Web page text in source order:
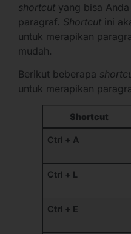
shortcut yang bisa
paragraf. Shortcut ini
untuk merapikan
mudah.
Berikut beberapa
untuk merapikan
Shortcut
Ctrl + A
Ctrl + L
Ctrl + E